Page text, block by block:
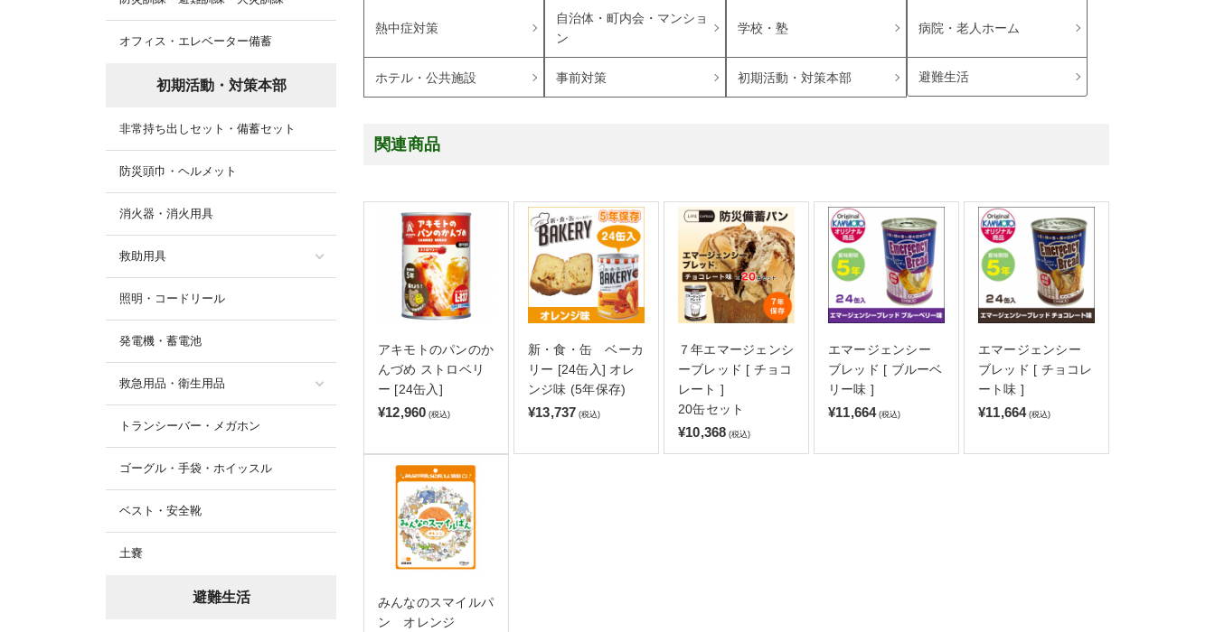
熱中症対策
自治体・町内会・マンショ
ン
学校・塾 病院・老人ホーム
ホテル・公共施設 事前対策 初期活動・対策本部 避難生活
関連商品
アキモトのパンのか
んづめ ストロベリ
ー [24缶入]
¥12,960 (税込)
新・食・缶 ベーカ
リー [24缶入] オレ
ンジ味 (5年保存)
¥13,737 (税込)
７年エマージェンシ
ーブレッド [ チョコ
レート ]
20缶セット
¥10,368 (税込)
エマージェンシー
ブレッド [ ブルーベ
リー味 ]
¥11,664 (税込)
エマージェンシー
ブレッド [ チョコレ
ート味 ]
¥11,664 (税込)
みんなのスマイルパ
ン オレンジ
オフィス・エレベーター備蓄
初期活動・対策本部
非常持ち出しセット・備蓄セット
防災頭巾・ヘルメット
消火器・消火用具
救助用具
照明・コードリール
発電機・蓄電池
救急用品・衛生用品
トランシーバー・メガホン
ゴーグル・手袋・ホイッスル
ベスト・安全靴
土嚢
避難生活